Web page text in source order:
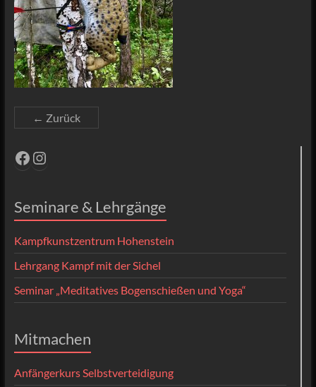
← Zurück
Facebook
Instagram
Seminare & Lehrgänge
Kampfkunstzentrum Hohenstein
Lehrgang Kampf mit der Sichel
Seminar „Meditatives Bogenschießen und Yoga“
Mitmachen
Anfängerkurs Selbstverteidigung